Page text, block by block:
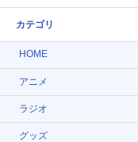
カテゴリ
HOME
アニメ
ラジオ
グッズ